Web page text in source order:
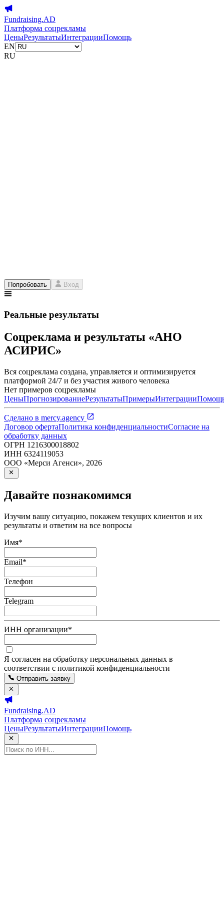
Fundraising.AD
Платформа соцрекламы
ЦеныРезультатыИнтеграцииПомощь
EN
RU
Попробовать Вход
Реальные результаты
Соцреклама и результаты «АНО
АСИРИС»
Вся соцреклама создана, управляется и оптимизируется
платформой 24/7 и без участия живого человека
Нет примеров соцрекламы
ЦеныПрогнозированиеРезультатыПримерыИнтеграции
Сделано в mercy.agency
Договор офертаПолитика конфиденциальностиСогласие на
обработку данных
ОГРН 1216300018802
ИНН 6324119053
ООО «Мерси Агенси», 2026
Давайте познакомимся
Изучим вашу ситуацию, покажем текущих клиентов и их
результаты и ответим на все вопросы
Имя*
Email*
Телефон
Telegram
ИНН организации*
Я согласен на обработку персональных данных в
соответствии с политикой конфиденциальности
Отправить заявку
Fundraising.AD
Платформа соцрекламы
ЦеныРезультатыИнтеграцииПомощь